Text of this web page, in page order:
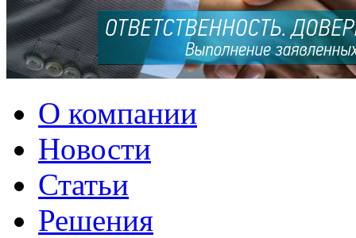
О компании
Новости
Статьи
Решения